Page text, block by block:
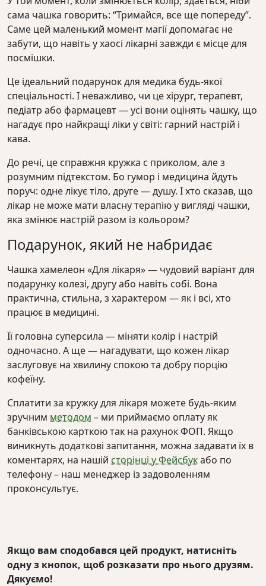
сама чашка говорить: “Тримайся, все ще попереду”.
Саме цей маленький момент магії допомагає не
забути, що навіть у хаосі лікарні завжди є місце для
посмішки.
Це ідеальний подарунок для медика будь-якої
спеціальності. І неважливо, чи це хірург, терапевт,
педіатр або фармацевт — усі вони оцінять чашку, що
нагадує про найкращі ліки у світі: гарний настрій і
кава.
До речі, це справжня кружка с приколом, але з
розумним підтекстом. Бо гумор і медицина йдуть
поруч: одне лікує тіло, друге — душу. І хто сказав, що
лікар не може мати власну терапію у вигляді чашки,
яка змінює настрій разом із кольором?
Подарунок, який не набридає
Чашка хамелеон «Для лікаря» — чудовий варіант для
подарунку колезі, другу або навіть собі. Вона
практична, стильна, з характером — як і всі, хто
працює в медицині.
Її головна суперсила — міняти колір і настрій
одночасно. А ще — нагадувати, що кожен лікар
заслуговує на хвилину спокою та добру порцію
кофеїну.
Сплатити за кружку для лікаря можете будь-яким
зручним методом – ми приймаємо оплату як
банківською карткою так на рахунок ФОП. Якщо
виникнуть додаткові запитання, можна задавати їх в
коментарях, на нашій сторінці у Фейсбукабо по
телефону – наш менеджер із задоволенням
проконсультує.
Якщо вам сподобався цей продукт, натисніть
одну з кнопок, щоб розказати про нього друзям.
Дякуємо!